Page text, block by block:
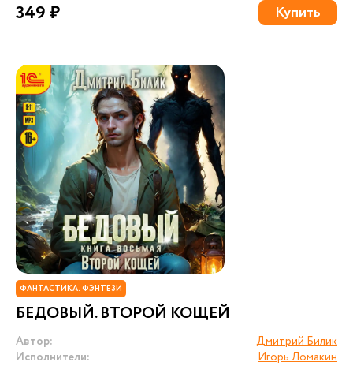
349 ₽ Купить
ФАНТАСТИКА. ФЭНТЕЗИ
БЕДОВЫЙ. ВТОРОЙ КОЩЕЙ
Автор:
Дмитрий Билик
Исполнители:
Игорь Ломакин